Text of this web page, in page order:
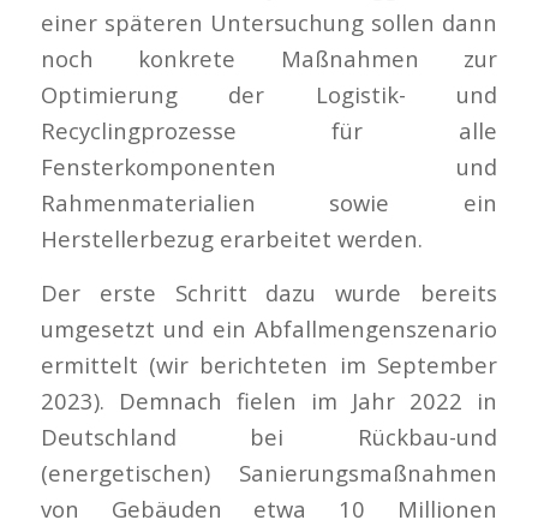
einer späteren Untersuchung sollen dann
noch konkrete Maßnahmen zur
Optimierung der Logistik- und
Recyclingprozesse für alle
Fensterkomponenten und
Rahmenmaterialien sowie ein
Herstellerbezug erarbeitet werden.
Der erste Schritt dazu wurde bereits
umgesetzt und ein Abfallmengenszenario
ermittelt (wir berichteten im September
2023). Demnach fielen im Jahr 2022 in
Deutschland bei Rückbau-und
(energetischen) Sanierungsmaßnahmen
von Gebäuden etwa 10 Millionen